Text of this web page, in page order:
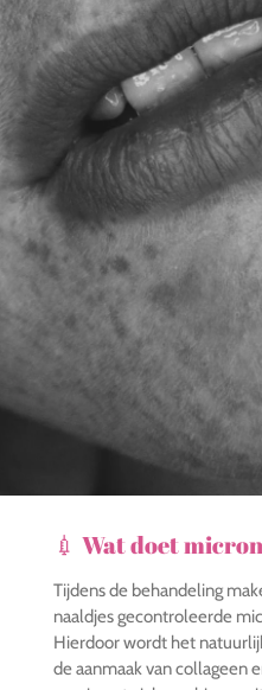
💉 Wat doet
Tijdens de behandeling
naaldjes gecontroleerde
Hierdoor wordt het
de aanmaak van collageen